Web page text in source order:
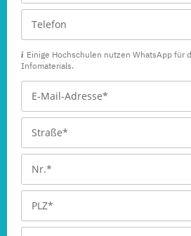
Einige Hochschulen nutzen WhatsApp für
Infomaterials.